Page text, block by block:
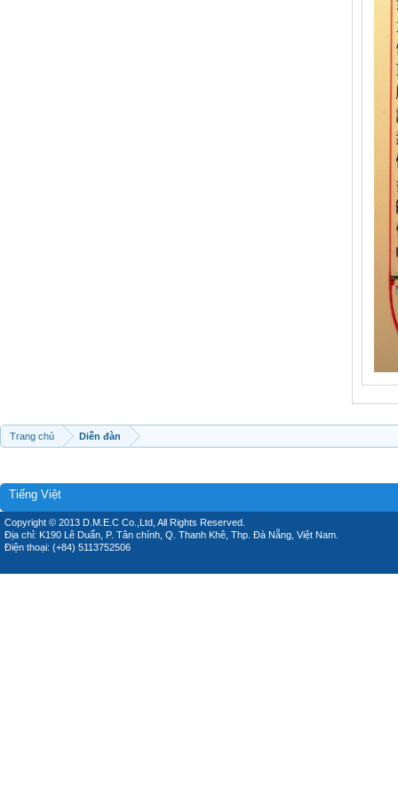
Trang chủ Diễn đàn
Tiếng Việt
Copyright © 2013 D.M.E.C Co.,Ltd, All Rights Reserved.
Địa chỉ: K190 Lê Duẩn, P. Tân chính, Q. Thanh Khê, Thp. Đà Nẵng, Việt Nam.
Điện thoại: (+84) 5113752506